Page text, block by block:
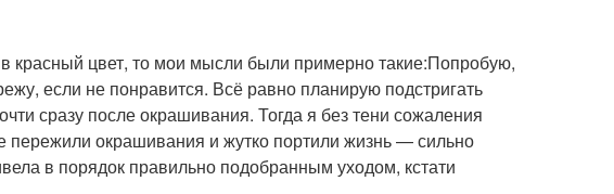
красный цвет, то мои мысли были примерно такие:Попробую,
если не понравится. Всё равно планирую подстригать
сразу после окрашивания. Тогда я без тени сожаления
пережили окрашивания и жутко портили жизнь — сильно
в порядок правильно подобранным уходом, кстати